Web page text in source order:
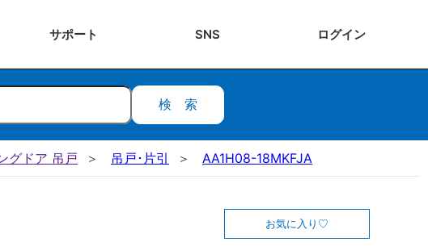
サポート SNS ログイン
検索
グドア 吊戸 吊戸･片引 AA1H08-18MKFJA
お気に入り